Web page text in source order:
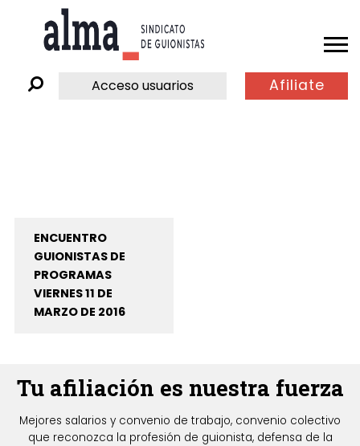
Acceso usuarios Afiliate
ENCUENTRO
GUIONISTAS DE
PROGRAMAS
VIERNES 11 DE
MARZO DE 2016
Tu afiliación es nuestra fuerza
Mejores salarios y convenio de trabajo, convenio colectivo
que reconozca la profesión de guionista, defensa de la